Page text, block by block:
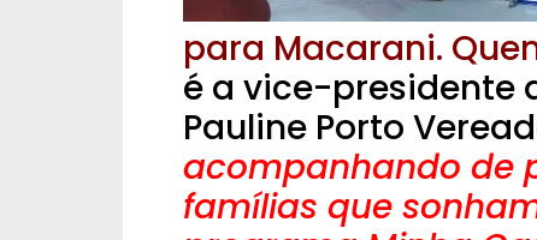
para Macarani.
é a vice-presidente
Pauline Porto
acompanhando de
famílias que